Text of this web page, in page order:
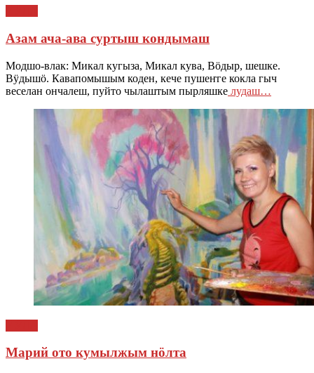
Азам ача-ава суртыш кондымаш
Модшо-влак: Микал кугыза, Микал кува, Вӧдыр, шешке.
Вӱдышӧ. Кавапомышым коден, кече пушеҥге кокла гыч
веселан ончалеш, пуйто чылаштым пырляшке лудаш…
Марий ото кумылжым нӧлта